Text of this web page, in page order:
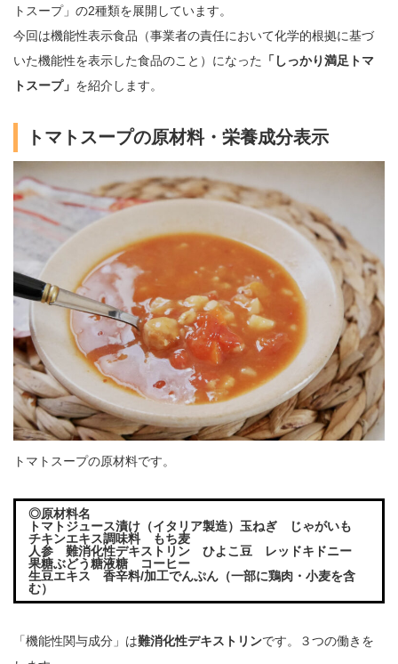
トスープ」の2種類を展開しています。
今回は機能性表示食品（事業者の責任において化学的根拠に基づ
いた機能性を表示した食品のこと）になった
「しっかり満足トマ
トスープ」 を紹介します。
トマトスープの原材料・栄養成分表示
トマトスープの原材料です。
◎原材料名
トマトジュース漬け（イタリア製造）玉ねぎ じゃがいも
チキンエキス調味料 もち麦
人参 難消化性デキストリン ひよこ豆 レッドキドニー
果糖ぶどう糖液糖 コーヒー
生豆エキス 香辛料/加工でんぷん（一部に鶏肉・小麦を含
む）
「機能性関与成分」は難消化性デキストリンです。３つの働きを